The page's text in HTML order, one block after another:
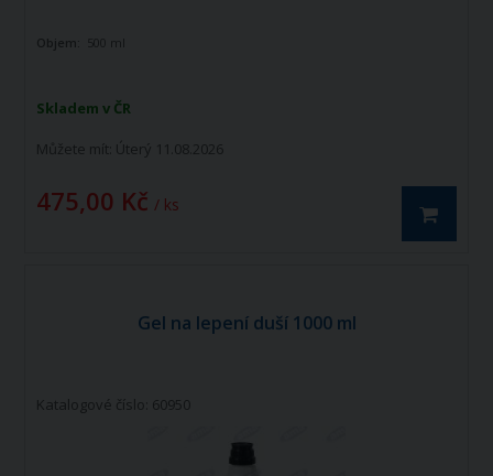
Skladem v ČR
Můžete mít: Úterý 11.08.2026
475,00 Kč / ks
Objem: 500 ml
Gel na lepení duší 1000 ml
Katalogové číslo: 60950